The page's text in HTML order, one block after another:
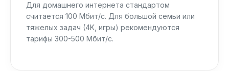
Для домашнего интернета стандартом
считается 100 Мбит/с. Для большой семьи или
тяжелых задач (4K, игры) рекомендуются
тарифы 300-500 Мбит/с.